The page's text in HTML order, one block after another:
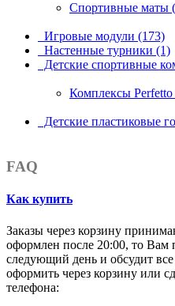
Спортивные маты
Игровые модули (173)
Настенные турники (1)
Детские спортивные
Комплексы Perfetto
Детские пластиковые
FAQ
Как купить
Заказы через корзину
оформлен после 20:00, то Вам
следующий день и обсудит все
оформить через корзину или
телефона: